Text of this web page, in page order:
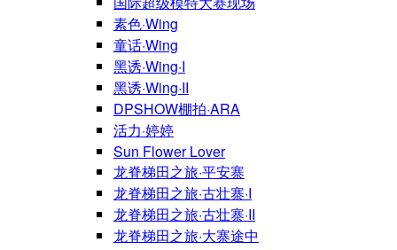
素色·Wing
童话·Wing
黑诱·Wing·I
黑诱·Wing·II
DPSHOW棚拍·ARA
活力·婷婷
Sun Flower Lover
龙脊梯田之旅·平安寨
龙脊梯田之旅·古壮寨·I
龙脊梯田之旅·古壮寨·II
龙脊梯田之旅·大寨途中